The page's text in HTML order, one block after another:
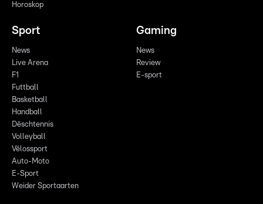
Horoskop
Sport
News
Live Arena
F1
Futtball
Basketball
Handball
Dëschtennis
Volleyball
Vëlossport
Auto-Moto
E-Sport
Weider Sportaarten
Gaming
News
Review
E-sport